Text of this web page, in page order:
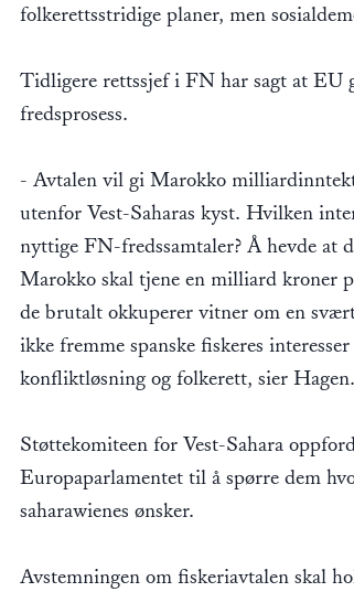
folkerettsstridige planer, men
Tidligere rettssjef i FN har sagt at EU
fredsprosess.
- Avtalen vil gi Marokko
utenfor Vest-Saharas kyst. Hvilken
nyttige FN-fredssamtaler? Å hevde at
Marokko skal tjene en milliard kroner
de brutalt okkuperer vitner om en
ikke fremme spanske fiskeres
konfliktløsning og folkerett, sier Hagen.
Støttekomiteen for Vest-Sahara
Europaparlamentet til å spørre dem
saharawienes ønsker.
Avstemningen om fiskeriavtalen skal